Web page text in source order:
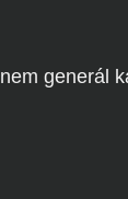
generál